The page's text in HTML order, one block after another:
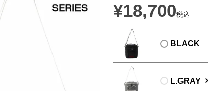
¥18,700税込
BLACK
L.GRAY